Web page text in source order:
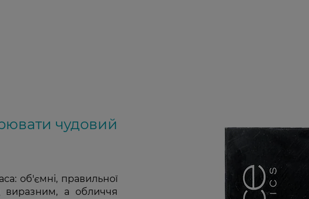
чудовий
об'ємні, правильної
а обличчя